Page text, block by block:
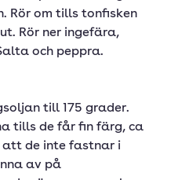
Rör om tills tonfisken
Rör ner ingefära,
och peppra.
till 175 grader.
tills de får fin färg, ca
att de inte fastnar i
av på